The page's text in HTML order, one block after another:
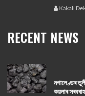
Kakali
RECENT NEWS
নগালেণ্ডৰ
কয়লাৰ সৰবৰাহ